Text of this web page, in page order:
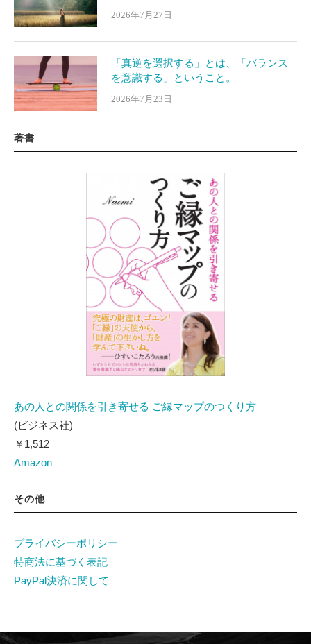
2026年7月27日
「真逆を選択する」とは、「バランス
を意識する」ということ。
2026年7月23日
著書
あの人との関係を引き寄せる ご縁マップのつくり方
(ビジネス社)
￥1,512
Amazon
その他
プライバシーポリシー
特商法に基づく表記
PayPal決済に関して